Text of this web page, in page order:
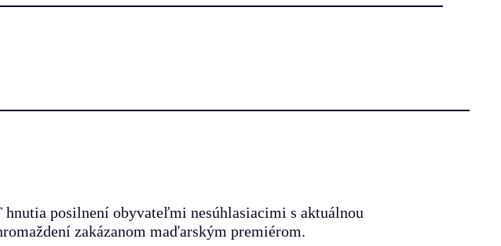
posilnení obyvateľmi nesúhlasiacimi s aktuálnou
zakázanom maďarským premiérom.